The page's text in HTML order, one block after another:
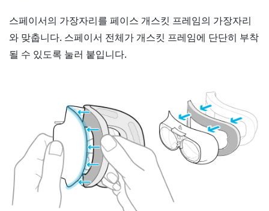
스페이서의 가장자리를 페이스 개스킷 프레임의 가장자리
와 맞춥니다. 스페이서 전체가 개스킷 프레임에 단단히 부착
될 수 있도록 눌러 붙입니다.